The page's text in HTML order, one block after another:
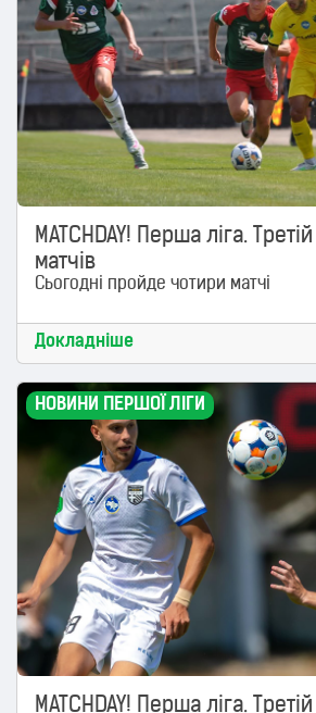
MATCHDAY! Перша ліга.
матчів
Сьогодні пройде чотири матчі
Докладніше
НОВИНИ ПЕРШОЇ ЛІГИ
MATCHDAY! Перша ліга.